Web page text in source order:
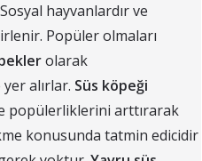
hayvanlardır ve
Popüler olmaları
olarak
alırlar. Süs köpeği
popülerliklerini arttırarak
konusunda tatmin edicidir